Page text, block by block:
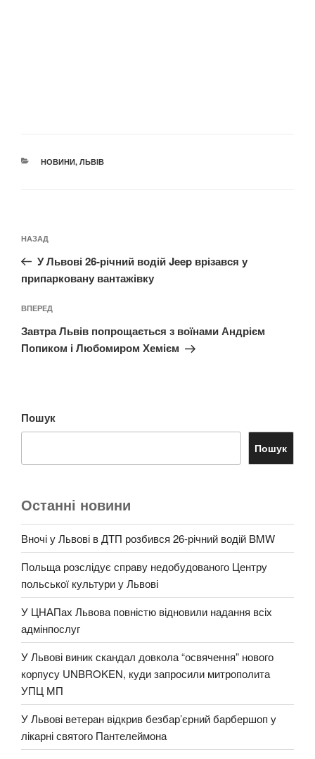
КАТЕГОРІЇ
НОВИНИ, ЛЬВІВ
записів
Попередній
запис:
НАЗАД
У Львові 26-річний водій Jeep врізався у
припарковану вантажівку
Наступний
запис
ВПЕРЕД
Завтра Львів попрощається з воїнами Андрієм
Попиком і Любомиром Хемієм
Пошук
Пошук
Останні новини
Вночі у Львові в ДТП розбився 26-річний водій BMW
Польща розслідує справу недобудованого Центру
польської культури у Львові
У ЦНАПах Львова повністю відновили надання всіх
адмінпослуг
У Львові виник скандал довкола “освячення” нового
корпусу UNBROKEN, куди запросили митрополита
УПЦ МП
У Львові ветеран відкрив безбар’єрний барбершоп у
лікарні святого Пантелеймона